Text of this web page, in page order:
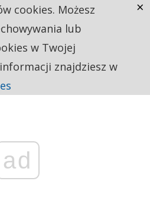
ad
cookies. Możesz
lub
w Twojej
znajdziesz w
×